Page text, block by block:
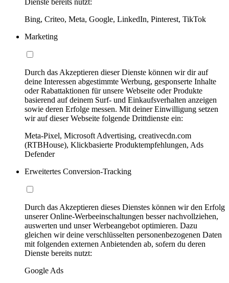
Dienste bereits nutzt:
Bing, Criteo, Meta, Google, LinkedIn, Pinterest, TikTok
Marketing
Durch das Akzeptieren dieser Dienste können wir dir auf
deine Interessen abgestimmte Werbung, gesponserte Inhalte
oder Rabattaktionen für unsere Webseite oder Produkte
basierend auf deinem Surf- und Einkaufsverhalten anzeigen
sowie deren Erfolge messen. Mit deiner Einwilligung setzen
wir auf dieser Webseite folgende Drittdienste ein:
Meta-Pixel, Microsoft Advertising, creativecdn.com
(RTBHouse), Klickbasierte Produktempfehlungen, Ads
Defender
Erweitertes Conversion-Tracking
Durch das Akzeptieren dieses Dienstes können wir den Erfolg
unserer Online-Werbeeinschaltungen besser nachvollziehen,
auswerten und unser Werbeangebot optimieren. Dazu
gleichen wir deine verschlüsselten personenbezogenen Daten
mit folgenden externen Anbietenden ab, sofern du deren
Dienste bereits nutzt:
Google Ads